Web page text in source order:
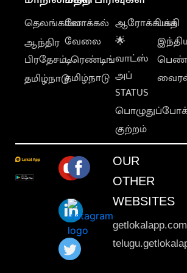
தெலங்கானா
ஆந்திர
பிரதேசம்
தமிழ்நாடு
லோக்கல்
வேலை
டிரெண்டிங்
தமிழ்நாடு
ஆரோக்கியம்
🌟
வாட்ஸ்
அப்
STATUS
குற்றம்
பக்தி
OUR
OTHER
WEBSITES
getlokalapp.com